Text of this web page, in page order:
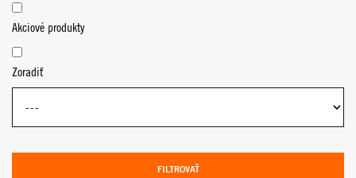
Akciové produkty
Zoradiť
FILTROVAŤ